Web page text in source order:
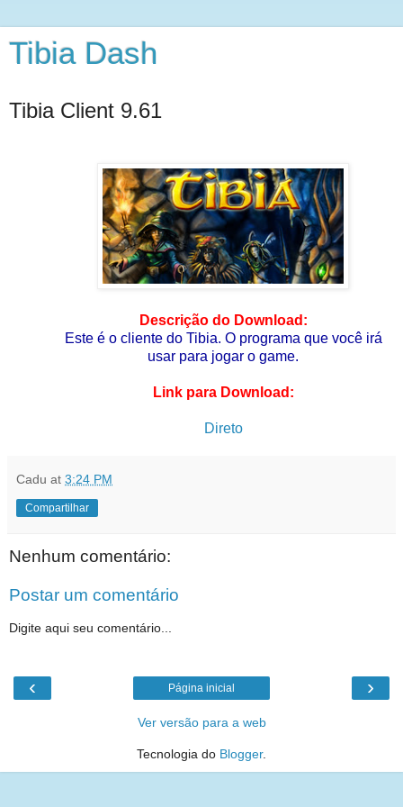
Tibia Dash
Tibia Client 9.61
Descrição do Download:
Este é o cliente do Tibia. O programa que você irá
usar para jogar o game.
Link para Download:
Direto
Cadu at 3:24 PM
Compartilhar
Nenhum comentário:
Postar um comentário
Digite aqui seu comentário...
‹ ›
Página inicial
Ver versão para a web
Tecnologia do Blogger.